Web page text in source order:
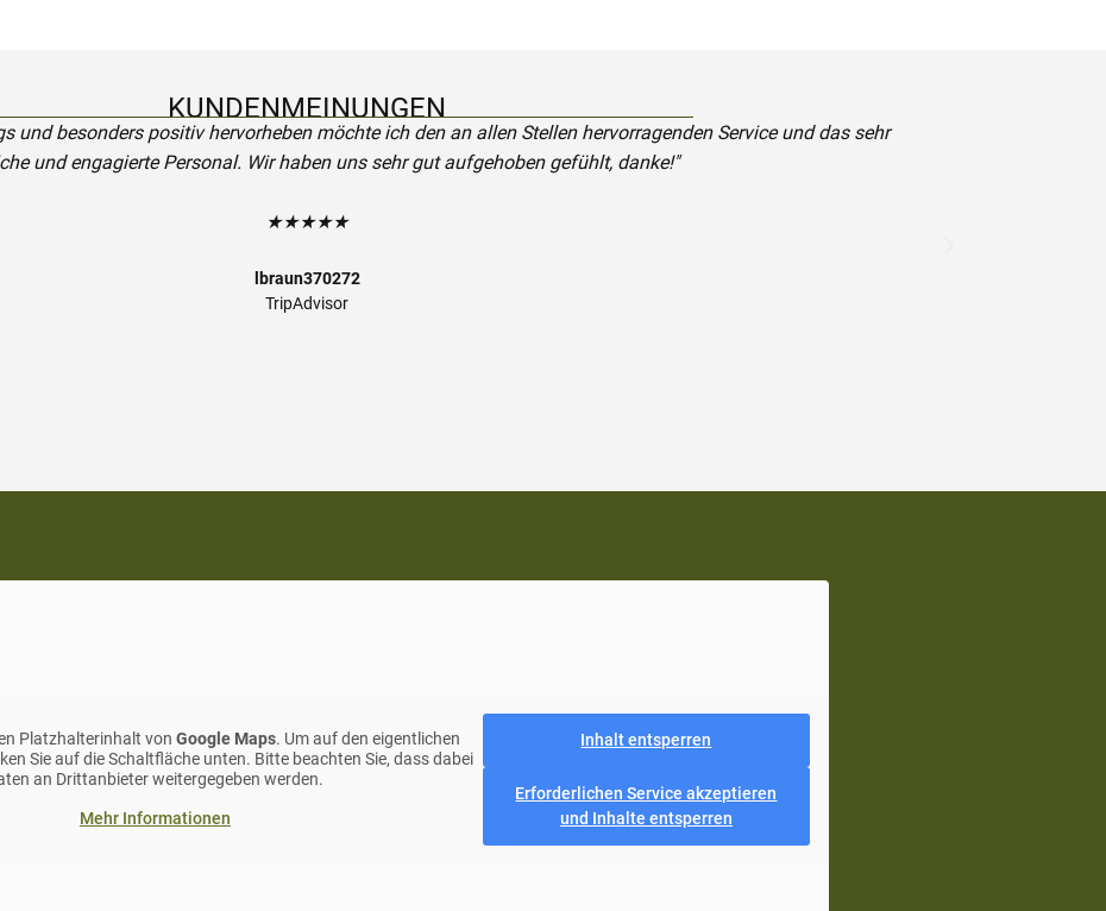
KUNDENMEINUNGEN
und besonders positiv hervorheben möchte ich den an allen Stellen hervorragenden Service und das sehr
und engagierte Personal. Wir haben uns sehr gut aufgehoben gefühlt, danke!"
★★★★★
lbraun370272
TripAdvisor
Platzhalterinhalt vonGoogle Maps. Um auf den eigentlichen
Sie auf die Schaltfläche unten. Bitte beachten Sie, dass dabei
an Drittanbieter weitergegeben werden.
Mehr Informationen
Inhalt entsperren
Erforderlichen Service akzeptieren
und Inhalte entsperren